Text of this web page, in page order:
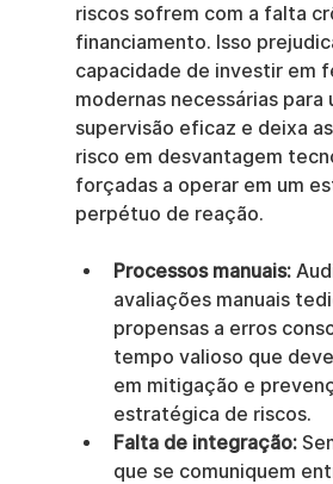
riscos sofrem com a falta
financiamento. Isso
capacidade de investir em
modernas necessárias para
supervisão eficaz e deixa
risco em desvantagem
forçadas a operar em um
perpétuo de reação.
Processos manuais:
avaliações manuais
propensas a erros
tempo valioso que
em mitigação e
estratégica de riscos.
Falta de integração:
que se comuniquem